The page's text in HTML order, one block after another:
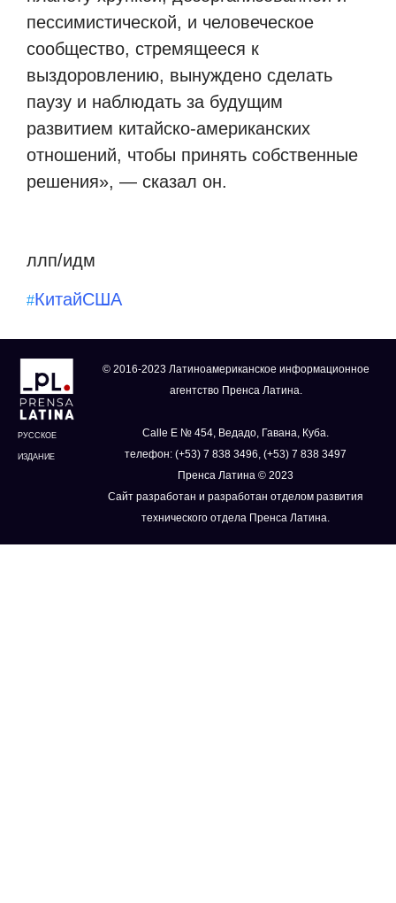
пессимистической, и человеческое
сообщество, стремящееся к
выздоровлению, вынуждено сделать
паузу и наблюдать за будущим
развитием китайско-американских
отношений, чтобы принять собственные
решения», — сказал он.
ллп/идм
#КитайСША
РУССКОЕ
ИЗДАНИЕ
© 2016-2023 Латиноамериканское информационное
агентство Пренса Латина.
Calle E № 454, Ведадо, Гавана, Куба.
телефон: (+53) 7 838 3496, (+53) 7 838 3497
Пренса Латина © 2023
Сайт разработан и разработан отделом развития
технического отдела Пренса Латина.